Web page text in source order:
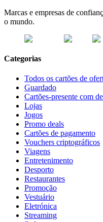
Marcas e empresas de
o mundo.
Categorias
Todos os cartões de
Guardado
Cartões-presente com
Lojas
Jogos
Promo deals
Cartões de pagamento
Vouchers criptográficos
Viagens
Entretenimento
Desporto
Restaurantes
Promoção
Vestuário
Eletrónica
Streaming